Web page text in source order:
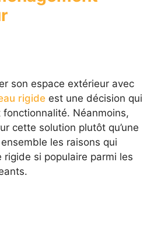
son espace extérieur avec
rigide est une décision qui
Néanmoins,
cette solution plutôt qu’une
les raisons qui
rigide si populaire parmi les